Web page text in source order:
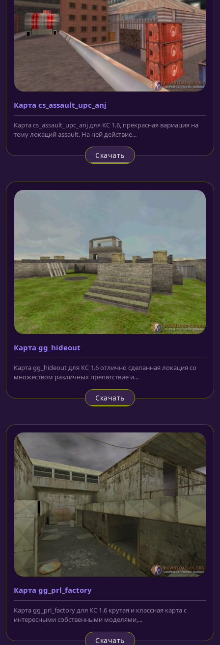
Карта cs_assault_upc_anj
Карта cs_assault_upc_anj для КС 1.6, прекрасная вариация на
тему локаций assault. На ней действие...
Скачать
Карта gg_hideout
Карта gg_hideout для КС 1.6 отлично сделанная локация со
множеством различных препятствие и...
Скачать
Карта gg_prl_factory
Карта gg_prl_factory для КС 1.6 крутая и классная карта с
интересными собственными моделями,...
Скачать